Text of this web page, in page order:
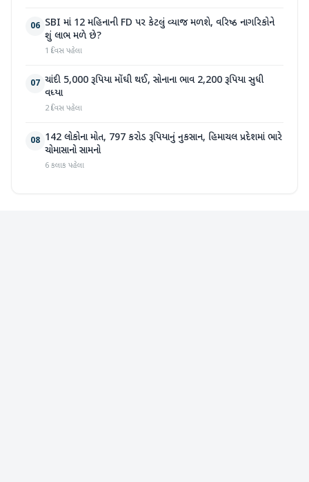
06 SBI માં 12 મહિનાની FD પર કેટલું વ્યાજ મળશે, વરિષ્ઠ નાગરિકોને
શું લાભ મળે છે?
1 દિવસ પહેલા
07 ચાંદી 5,000 રૂપિયા મોંઘી થઈ, સોનાના ભાવ 2,200 રૂપિયા સુધી
વધ્યા
2 દિવસ પહેલા
08 142 લોકોના મોત, 797 કરોડ રૂપિયાનું નુકસાન, હિમાચલ પ્રદેશમાં ભારે
ચોમાસાનો સામનો
6 કલાક પહેલા